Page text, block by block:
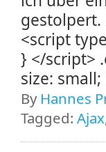
gestolpert.
<script
} </script>
size: small;
By Hannes
Tagged: Ajax